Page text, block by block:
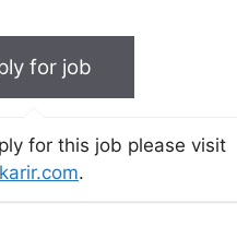
for this job please visit
.